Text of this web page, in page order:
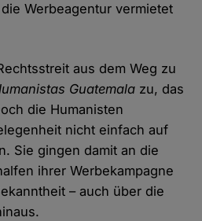
Werbeagentur vermietet
aus dem Weg zu
Guatemala zu, das
die Humanisten
nicht einfach auf
Sie gingen damit an die
ihrer Werbekampagne
– auch über die